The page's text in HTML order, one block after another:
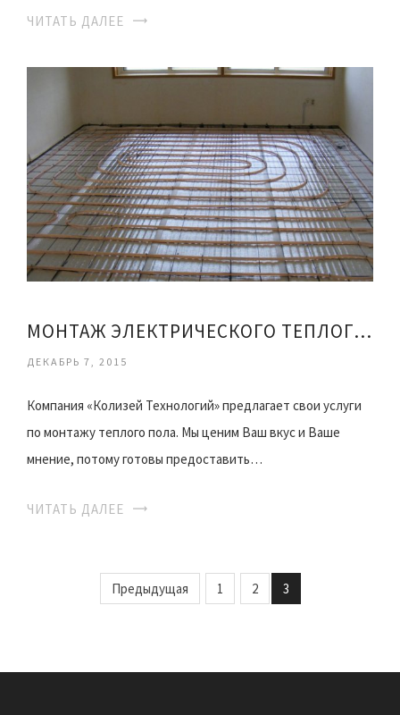
ЧИТАТЬ ДАЛЕЕ
МОНТАЖ ЭЛЕКТРИЧЕСКОГО ТЕПЛОГО ПОЛА СВОИМИ РУКАМИ
ДЕКАБРЬ 7, 2015
Компания «Колизей Технологий» предлагает свои услуги
по монтажу теплого пола. Мы ценим Ваш вкус и Ваше
мнение, потому готовы предоставить…
ЧИТАТЬ ДАЛЕЕ
Предыдущая 1 2 3